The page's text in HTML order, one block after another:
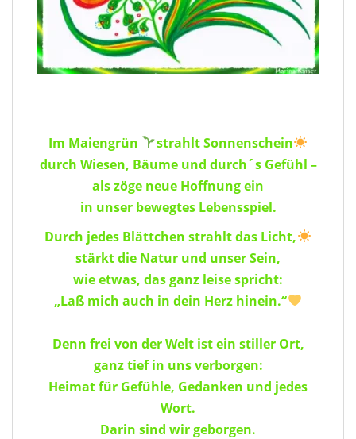
Im Maiengrün
strahlt Sonnenschein
durch Wiesen, Bäume und durch´s Gefühl –
als zöge neue Hoffnung ein
in unser bewegtes Lebensspiel.
Durch jedes Blättchen strahlt das Licht,
stärkt die Natur und unser Sein,
wie etwas, das ganz leise spricht:
„Laß mich auch in dein Herz hinein.“
Denn frei von der Welt ist ein stiller Ort,
ganz tief in uns verborgen:
Heimat für Gefühle, Gedanken und jedes
Wort.
Darin sind wir geborgen.